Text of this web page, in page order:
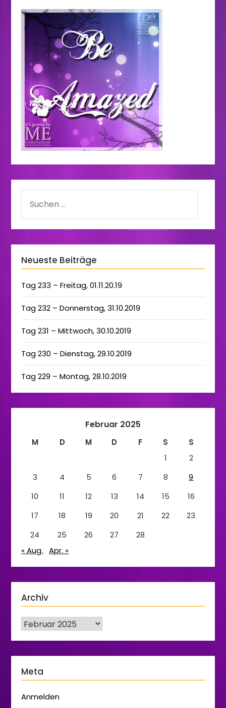
Neueste Beiträge
Tag 233 – Freitag, 01.11.20.19
Tag 232 – Donnerstag, 31.10.2019
Tag 231 – Mittwoch, 30.10.2019
Tag 230 – Dienstag, 29.10.2019
Tag 229 – Montag, 28.10.2019
Februar 2025
M D M D F S
S
1
2
3
4 5 6 7 8
9
10
11 12 13 14 15
16
17
18 19 20 21 22
23
24
25 26 27
28
« Aug.
Apr. »
Archiv
Meta
Anmelden